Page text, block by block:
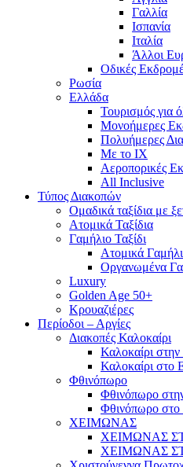
Γαλλία
Ισπανία
Ιταλία
Άλλοι
Οδικές
Ρωσία
Ελλάδα
Τουρισμός για
Mονοήμερες
Πολυήμερες
Με το ΙΧ
Αεροπορικές
All Inclusive
Τύπος Διακοπών
Ομαδικά ταξίδια με
Ατομικά Ταξίδια
Γαμήλιο Ταξίδι
Ατομικά
Οργανωμένα
Luxury
Golden Age 50+
Κρουαζιέρες
Περίοδοι – Αργίες
Διακοπές Καλοκαίρι
Καλοκαίρι
Καλοκαίρι στο
Φθινόπωρο
Φθινόπωρο
Φθινόπωρο στο
ΧΕΙΜΩΝΑΣ
ΧΕΙΜΩΝΑΣ
ΧΕΙΜΩΝΑΣ